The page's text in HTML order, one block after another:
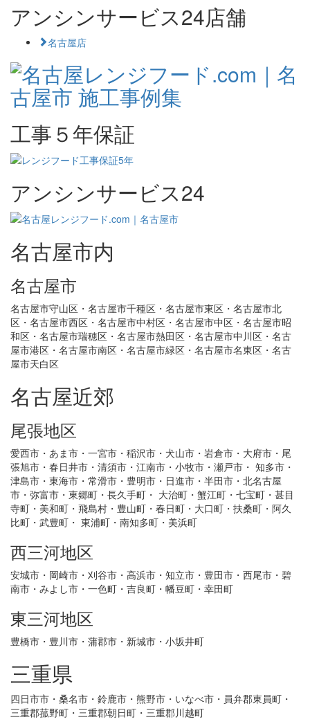
アンシンサービス24店舗
名古屋店
工事５年保証
アンシンサービス24
名古屋市内
名古屋市
名古屋市守山区・名古屋市千種区・名古屋市東区・名古屋市北
区・名古屋市西区・名古屋市中村区・名古屋市中区・名古屋市昭
和区・名古屋市瑞穂区・名古屋市熱田区・名古屋市中川区・名古
屋市港区・名古屋市南区・名古屋市緑区・名古屋市名東区・名古
屋市天白区
名古屋近郊
尾張地区
愛西市・あま市・一宮市・稲沢市・犬山市・岩倉市・大府市・尾
張旭市・春日井市・清須市・江南市・小牧市・瀬戸市・ 知多市・
津島市・東海市・常滑市・豊明市・日進市・半田市・北名古屋
市・弥富市・東郷町・長久手町・ 大治町・蟹江町・七宝町・甚目
寺町・美和町・飛島村・豊山町・春日町・大口町・扶桑町・阿久
比町・武豊町・ 東浦町・南知多町・美浜町
西三河地区
安城市・岡崎市・刈谷市・高浜市・知立市・豊田市・西尾市・碧
南市・みよし市・一色町・吉良町・幡豆町・幸田町
東三河地区
豊橋市・豊川市・蒲郡市・新城市・小坂井町
三重県
四日市市・桑名市・鈴鹿市・熊野市・いなべ市・員弁郡東員町・
三重郡菰野町・三重郡朝日町・三重郡川越町